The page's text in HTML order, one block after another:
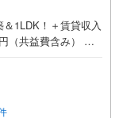
1LDK！＋賃貸収入
のご提案・ご案内
室のため、賃貸収
き ■入居者も喜